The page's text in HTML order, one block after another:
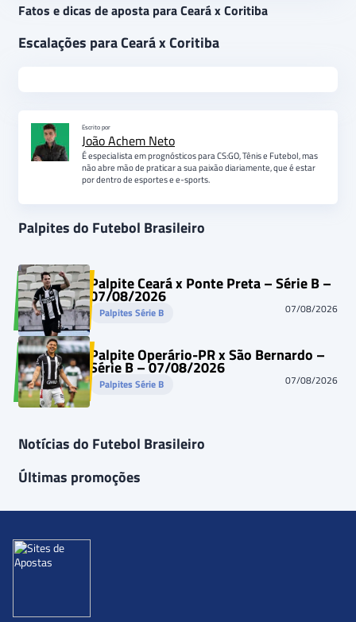
Fatos e dicas de aposta para Ceará x Coritiba
Escalações para Ceará x Coritiba
Escrito por
João Achem Neto
É especialista em prognósticos para CS:GO, Tênis e Futebol, mas
não abre mão de praticar a sua paixão diariamente, que é estar
por dentro de esportes e e-sports.
Palpites do Futebol Brasileiro
Palpite Ceará x Ponte Preta – Série B –
07/08/2026
Palpites Série B 07/08/2026
Palpite Operário-PR x São Bernardo –
Série B – 07/08/2026
Palpites Série B 07/08/2026
Notícias do Futebol Brasileiro
Últimas promoções